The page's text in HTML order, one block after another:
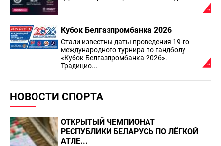
Кубок Белгазпромбанка 2026
Стали известны даты проведения 19-го
международного турнира по гандболу
«Кубок Белгазпромбанка-2026».
Традицио...
НОВОСТИ СПОРТА
ОТКРЫТЫЙ ЧЕМПИОНАТ
РЕСПУБЛИКИ БЕЛАРУСЬ ПО ЛЁГКОЙ
АТЛЕ...